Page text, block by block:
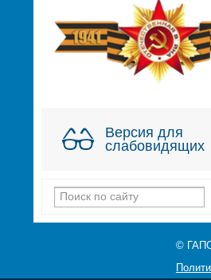
Версия для
слабовидящих
©